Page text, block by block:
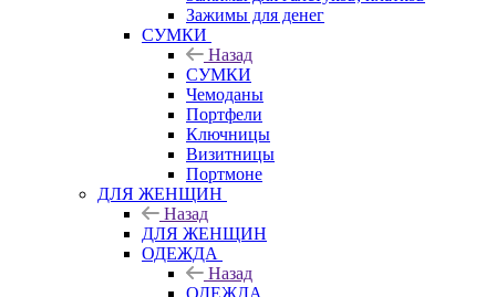
Зажимы для денег
СУМКИ
Назад
СУМКИ
Чемоданы
Портфели
Ключницы
Визитницы
Портмоне
ДЛЯ ЖЕНЩИН
Назад
ДЛЯ ЖЕНЩИН
ОДЕЖДА
Назад
ОДЕЖДА